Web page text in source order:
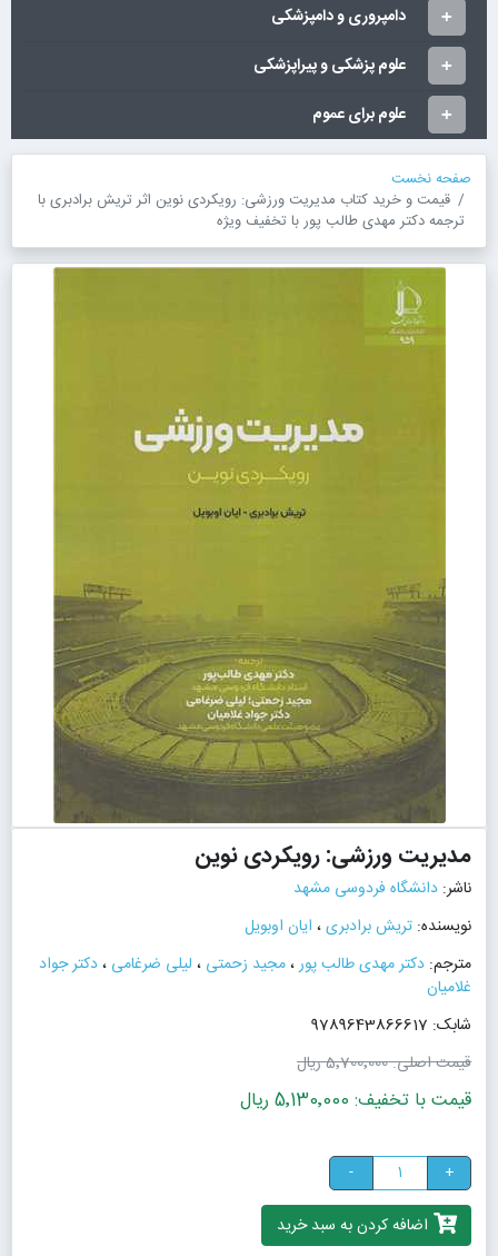
دامپروری و دامپزشکی
علوم پزشکی و پیراپزشکی
علوم برای عموم
صفحه نخست
قیمت و خرید کتاب مدیریت ورزشی: رویکردی نوین اثر تریش برادبری با
ترجمه دکتر مهدی طالب پور با تخفیف ویژه
مدیریت ورزشی: رویکردی نوین
ناشر: دانشگاه فردوسی مشهد
نویسنده: تریش برادبری، ایان اوبویل
مترجم: دکتر مهدی طالب پور،مجید زحمتی ، لیلی ضرغامی ،دکتر جواد
غلامیان
شابک: 9789643866617
قیمت اصلی:5٬700٬000 ریال
قیمت با تخفیف: 5٬130٬000 ریال
+
-
اضافه کردن به سبد خرید